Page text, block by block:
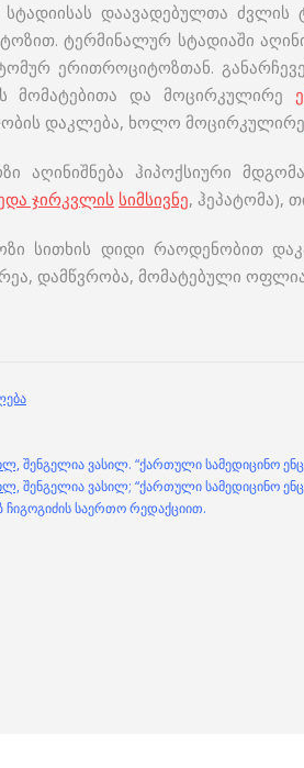
დაავადებულთა ძვლის
ტერმინალურ სტადიაში
ერითროციტოზთან.
მომატებითა და მოცირკულირე
დაკლება, ხოლო მოცირკულირე
აღინიშნება ჰიპოქსიური
ჯირკვლის სიმსივნე, ჰეპატომა),
სითხის დიდი რაოდენობით
დამწვრობა, მომატებული
შენგელია ვასილ. “ქართული სამედიცინო
შენგელია ვასილ; “ქართული სამედიცინო
საერთო რედაქციით.